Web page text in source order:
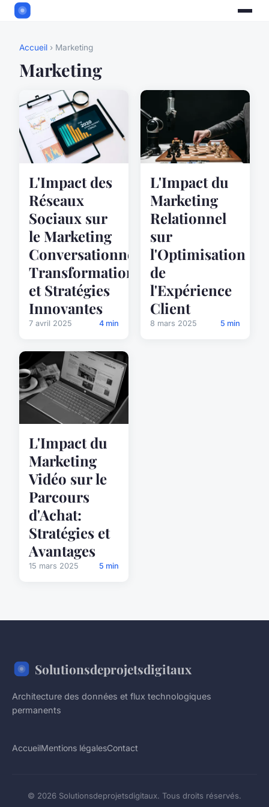
Accueil › Marketing
Marketing
L'Impact des
Réseaux
Sociaux sur
le Marketing
Conversationnel:
Transformations
et Stratégies
Innovantes
7 avril 2025 4 min
L'Impact du
Marketing
Relationnel
sur
l'Optimisation
de
l'Expérience
Client
8 mars 2025 5 min
L'Impact du
Marketing
Vidéo sur le
Parcours
d'Achat:
Stratégies et
Avantages
15 mars 2025 5 min
Solutionsdeprojetsdigitaux
Architecture des données et flux technologiques
permanents
AccueilMentions légalesContact
© 2026 Solutionsdeprojetsdigitaux. Tous droits réservés.